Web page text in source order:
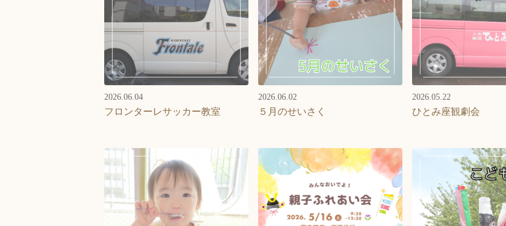
2026.06.04
フロンターレサッカー教室
2026.06.02
５月のせいさく
2026.05.22
ひとみ座観劇会